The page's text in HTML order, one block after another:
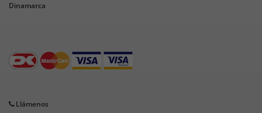
Dinamarca
Llámenos